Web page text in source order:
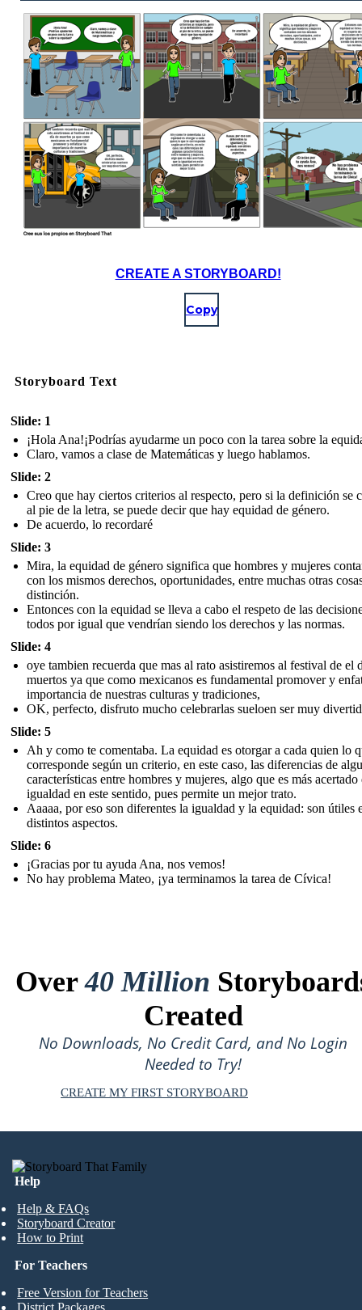
CREATE A STORYBOARD!
Copy
Storyboard Text
Slide: 1
¡Hola Ana!¡Podrías ayudarme un poco con la tarea sobre la
Claro, vamos a clase de Matemáticas y luego hablamos.
Slide: 2
Creo que hay ciertos criterios al respecto, pero si la definición se
al pie de la letra, se puede decir que hay equidad de género.
De acuerdo, lo recordaré
Slide: 3
Mira, la equidad de género significa que hombres y mujeres
con los mismos derechos, oportunidades, entre muchas otras
distinción.
Entonces con la equidad se lleva a cabo el respeto de las
todos por igual que vendrían siendo los derechos y las normas.
Slide: 4
oye tambien recuerda que mas al rato asistiremos al festival de el
muertos ya que como mexicanos es fundamental promover y
importancia de nuestras culturas y tradiciones,
OK, perfecto, disfruto mucho celebrarlas sueloen ser muy
Slide: 5
Ah y como te comentaba. La equidad es otorgar a cada quien lo
corresponde según un criterio, en este caso, las diferencias de
características entre hombres y mujeres, algo que es más acertado
igualdad en este sentido, pues permite un mejor trato.
Aaaaa, por eso son diferentes la igualdad y la equidad: son útiles
distintos aspectos.
Slide: 6
¡Gracias por tu ayuda Ana, nos vemos!
No hay problema Mateo, ¡ya terminamos la tarea de Cívica!
Over40 Million
Created
No Downloads, No Credit Card, and No Login
Needed to Try!
CREATE MY FIRST STORYBOARD
Help
Help & FAQs
Storyboard Creator
How to Print
For Teachers
Free Version for Teachers